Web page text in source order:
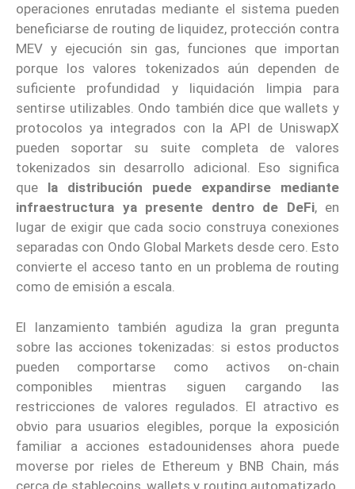
operaciones enrutadas mediante el sistema pueden
beneficiarse de routing de liquidez, protección contra
MEV y ejecución sin gas, funciones que importan
porque los valores tokenizados aún dependen de
suficiente profundidad y liquidación limpia para
sentirse utilizables. Ondo también dice que wallets y
protocolos ya integrados con la API de UniswapX
pueden soportar su suite completa de valores
tokenizados sin desarrollo adicional. Eso significa
que la distribución puede expandirse mediante
infraestructura ya presente dentro de DeFi, en
lugar de exigir que cada socio construya conexiones
separadas con Ondo Global Markets desde cero. Esto
convierte el acceso tanto en un problema de routing
como de emisión a escala.
El lanzamiento también agudiza la gran pregunta
sobre las acciones tokenizadas: si estos productos
pueden comportarse como activos on-chain
componibles mientras siguen cargando las
restricciones de valores regulados. El atractivo es
obvio para usuarios elegibles, porque la exposición
familiar a acciones estadounidenses ahora puede
moverse por rieles de Ethereum y BNB Chain, más
cerca de stablecoins, wallets y routing automatizado.